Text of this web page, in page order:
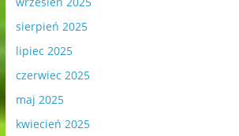
sierpień 2025
lipiec 2025
czerwiec 2025
maj 2025
kwiecień 2025